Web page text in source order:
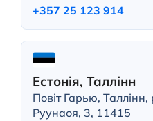
+357 25 123 914
Естонія, Таллінн
Повіт Гарью,
Руунаоя, 3, 11415